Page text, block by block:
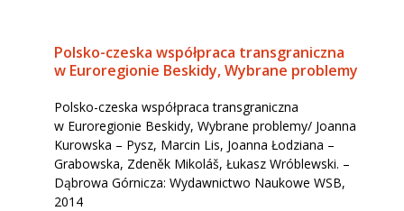
Polsko-czeska współpraca transgraniczna
w Euroregionie Beskidy, Wybrane problemy
Polsko-czeska współpraca transgraniczna
w Euroregionie Beskidy, Wybrane problemy/ Joanna
Kurowska – Pysz, Marcin Lis, Joanna Łodziana –
Grabowska, Zdeněk Mikoláš, Łukasz Wróblewski. –
Dąbrowa Górnicza: Wydawnictwo Naukowe WSB,
2014